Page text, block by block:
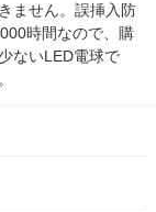
ません。誤挿入防
時間なので、購
ないLED電球で